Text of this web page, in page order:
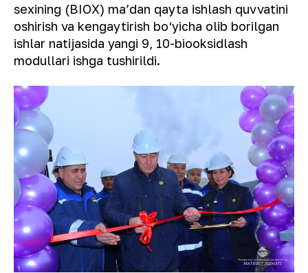
sexining (BIOX) maʼdan qayta ishlash quvvatini
oshirish va kengaytirish bo‘yicha olib borilgan
ishlar natijasida yangi 9, 10-biooksidlash
modullari ishga tushirildi.